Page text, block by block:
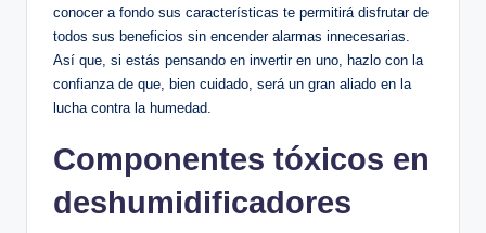
conocer a fondo sus características te permitirá disfrutar de
todos sus beneficios⁣ sin encender alarmas innecesarias.
Así que, si estás pensando en invertir‍ en uno, hazlo con ​la
confianza de que, ⁢bien cuidado, será un gran aliado en la
lucha contra la humedad.
Componentes tóxicos en‍
deshumidificadores